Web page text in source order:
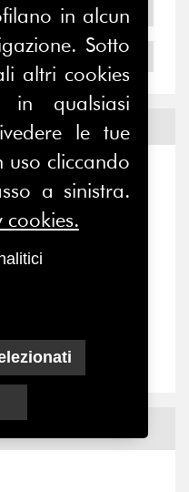
Eventi
la...
in alcun
Sotto
altri cookies
qualsiasi
le tue
uso cliccando
a sinistra.
cookies.